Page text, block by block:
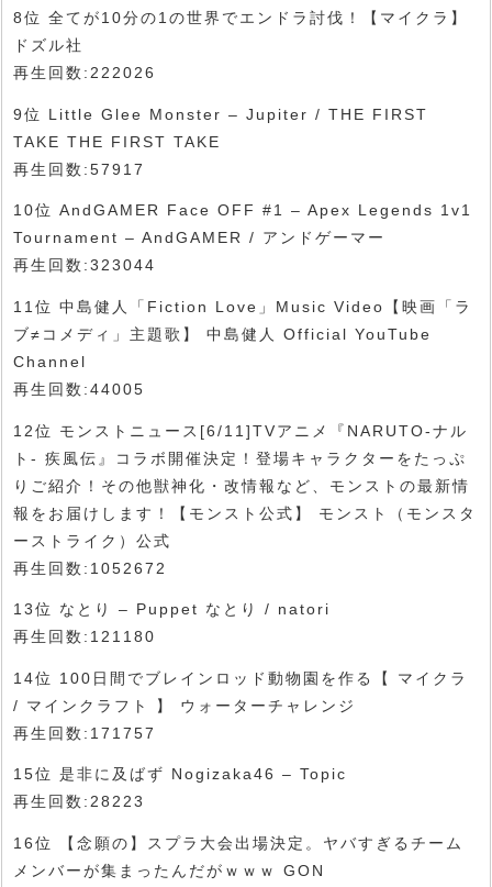
8位 全てが10分の1の世界でエンドラ討伐！【マイクラ】
ドズル社
再生回数:222026
9位 Little Glee Monster – Jupiter / THE FIRST
TAKE THE FIRST TAKE
再生回数:57917
10位 AndGAMER Face OFF #1 – Apex Legends 1v1
Tournament – AndGAMER / アンドゲーマー
再生回数:323044
11位 中島健人「Fiction Love」Music Video【映画「ラ
ブ≠コメディ」主題歌】 中島健人 Official YouTube
Channel
再生回数:44005
12位 モンストニュース[6/11]TVアニメ『NARUTO-ナル
ト- 疾⾵伝』コラボ開催決定！登場キャラクターをたっぷ
りご紹介！その他獣神化・改情報など、モンストの最新情
報をお届けします！【モンスト公式】 モンスト（モンスタ
ーストライク）公式
再生回数:1052672
13位 なとり – Puppet なとり / natori
再生回数:121180
14位 100日間でブレインロッド動物園を作る【 マイクラ
/ マインクラフト 】 ウォーターチャレンジ
再生回数:171757
15位 是非に及ばず Nogizaka46 – Topic
再生回数:28223
16位 【念願の】スプラ大会出場決定。ヤバすぎるチーム
メンバーが集まったんだがｗｗｗ GON